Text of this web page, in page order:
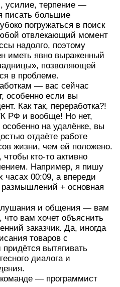
усилие, терпение —
писать большие
погружаться в поиск
отвлекающий момент
надолго, поэтому
иметь явно выраженный
позволяющей
в проблеме.
— вас сейчас
особенно если вы
Как так, переработка?!
РФ и вообще! Но нет,
на удалёнке, вы
отдаёте работе
жизни, чем ей положено.
кто-то активно
Например, я пишу
часах 00:09, а впереди
размышлений + основная
и общения — вам
что вам хочет объяснить
заказчик. Да, иногда
товаров с
вытягивать
диалога и
— программист